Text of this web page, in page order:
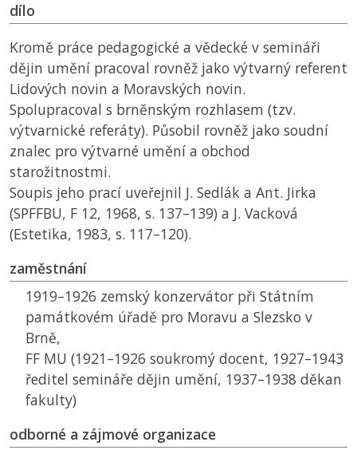
dílo
Kromě práce pedagogické a vědecké v semináři
dějin umění pracoval rovněž jako výtvarný referent
Lidových novin a Moravských novin.
Spolupracoval s brněnským rozhlasem (tzv.
výtvarnické referáty). Působil rovněž jako soudní
znalec pro výtvarné umění a obchod
starožitnostmi.
Soupis jeho prací uveřejnil J. Sedlák a Ant. Jirka
(SPFFBU, F 12, 1968, s. 137–139) a J. Vacková
(Estetika, 1983, s. 117–120).
zaměstnání
1919–1926 zemský konzervátor při Státním
památkovém úřadě pro Moravu a Slezsko v
Brně,
FF MU (1921–1926 soukromý docent, 1927–1943
ředitel semináře dějin umění, 1937–1938 děkan
fakulty)
odborné a zájmové organizace